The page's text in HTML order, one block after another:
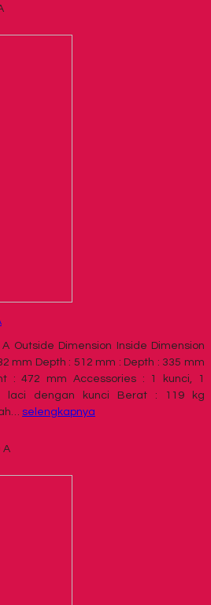
Outside Dimension Inside Dimension
mm Depth : 512 mm : Depth : 335 mm
: 472 mm Accessories : 1 kunci, 1
laci dengan kunci Berat : 119 kg
selengkapnya
A